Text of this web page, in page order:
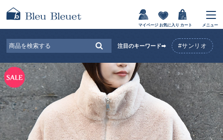
マイページ お気に入り カート メニュー
注目のキーワード➡ #サンリオ